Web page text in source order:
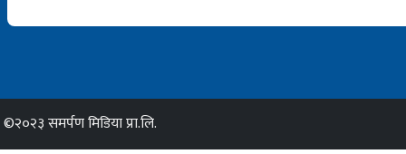
©२०२३ समर्पण मिडिया प्रा.लि.